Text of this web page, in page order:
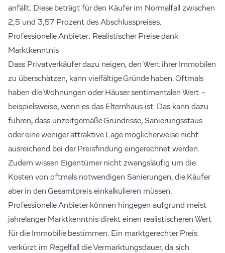
anfällt. Diese beträgt für den Käufer im Normalfall zwischen
2,5 und 3,57 Prozent des Abschlusspreises.
Professionelle Anbieter: Realistischer Preise dank
Marktkenntnis
Dass Privatverkäufer dazu neigen, den Wert ihrer Immobilen
zu überschätzen, kann vielfältige Gründe haben. Oftmals
haben die Wohnungen oder Häuser sentimentalen Wert –
beispielsweise, wenn es das Elternhaus ist. Das kann dazu
führen, dass unzeitgemäße Grundrisse, Sanierungsstaus
oder eine weniger attraktive Lage möglicherweise nicht
ausreichend bei der Preisfindung eingerechnet werden.
Zudem wissen Eigentümer nicht zwangsläufig um die
Kosten von oftmals notwendigen Sanierungen, die Käufer
aber in den Gesamtpreis einkalkulieren müssen.
Professionelle Anbieter können hingegen aufgrund meist
jahrelanger Marktkenntnis direkt einen realistischeren Wert
für die Immobilie bestimmen. Ein marktgerechter Preis
verkürzt im Regelfall die Vermarktungsdauer, da sich